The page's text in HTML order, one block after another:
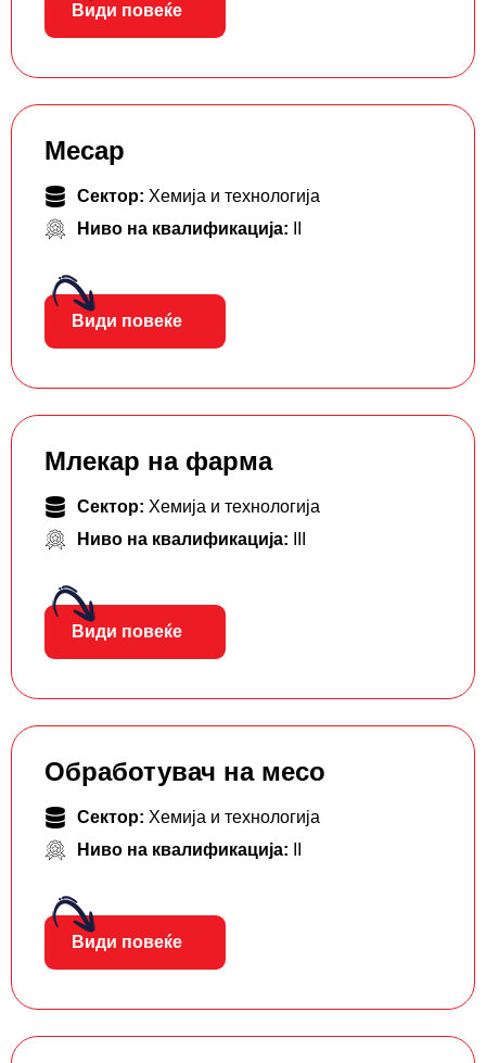
Види повеќе
Месар
Сектор: Хемија и технологија
Ниво на квалификација:
Види повеќе
Млекар на фарма
Сектор: Хемија и технологија
Ниво на квалификација:
Види повеќе
Обработувач на месо
Сектор: Хемија и технологија
Ниво на квалификација:
Види повеќе